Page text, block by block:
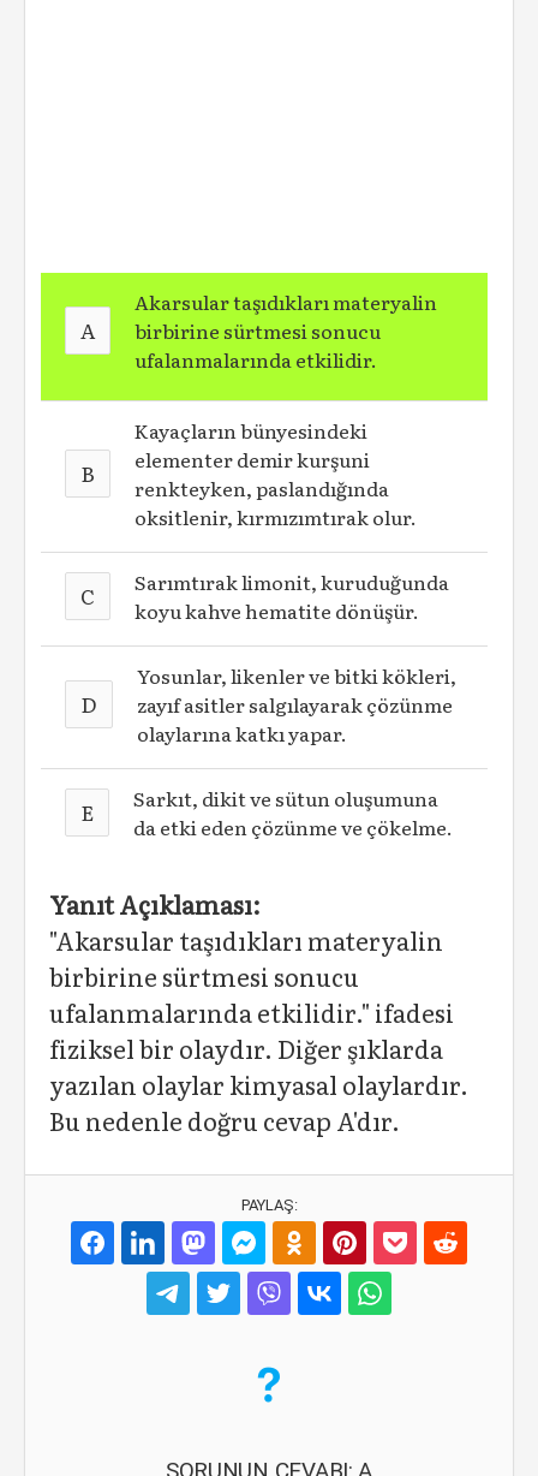
A
Akarsular taşıdıkları materyalin
birbirine sürtmesi sonucu
ufalanmalarında etkilidir.
B
Kayaçların bünyesindeki
elementer demir kurşuni
renkteyken, paslandığında
oksitlenir, kırmızımtırak olur.
C
Sarımtırak limonit, kuruduğunda
koyu kahve hematite dönüşür.
D
Yosunlar, likenler ve bitki kökleri,
zayıf asitler salgılayarak çözünme
olaylarına katkı yapar.
E
Sarkıt, dikit ve sütun oluşumuna
da etki eden çözünme ve çökelme.
Yanıt Açıklaması:
"Akarsular taşıdıkları materyalin
birbirine sürtmesi sonucu
ufalanmalarında etkilidir." ifadesi
fiziksel bir olaydır. Diğer şıklarda
yazılan olaylar kimyasal olaylardır.
Bu nedenle doğru cevap A'dır.
PAYLAŞ: